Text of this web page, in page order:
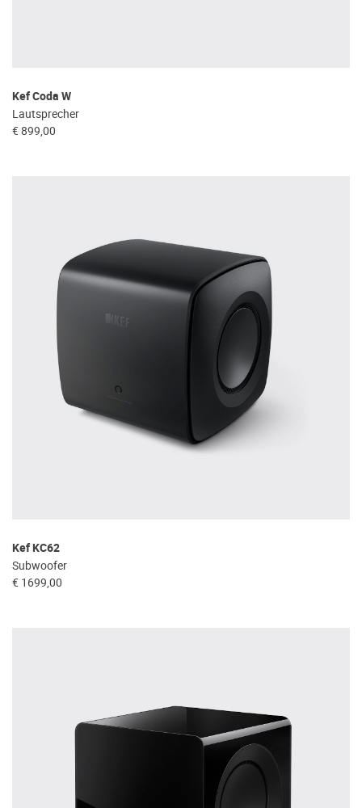
Kef Coda W
Lautsprecher
€ 899,00
Kef KC62
Subwoofer
€ 1699,00